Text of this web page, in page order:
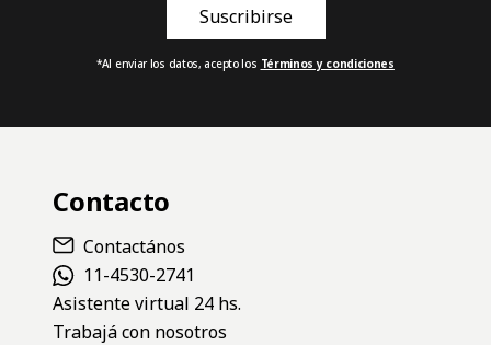
*Al enviar los datos, acepto los Términos y condiciones
Contacto
Contactános
11-4530-2741
Asistente virtual 24 hs.
Trabajá con nosotros